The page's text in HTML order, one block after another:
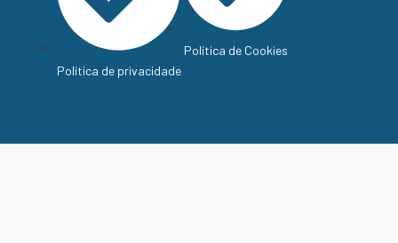
Política de privacidade
Política de Cookies